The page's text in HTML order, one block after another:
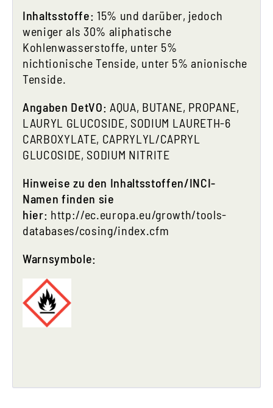
Inhaltsstoffe:15% und darüber, jedoch
weniger als 30% aliphatische
Kohlenwasserstoffe, unter 5%
nichtionische Tenside, unter 5% anionische
Tenside.
Angaben DetVO: AQUA, BUTANE, PROPANE,
LAURYL GLUCOSIDE, SODIUM LAURETH-6
CARBOXYLATE, CAPRYLYL/CAPRYL
GLUCOSIDE, SODIUM NITRITE
Hinweise zu den Inhaltsstoffen/INCI-
Namen finden sie
hier: http://ec.europa.eu/growth/tools-
databases/cosing/index.cfm
Warnsymbole: